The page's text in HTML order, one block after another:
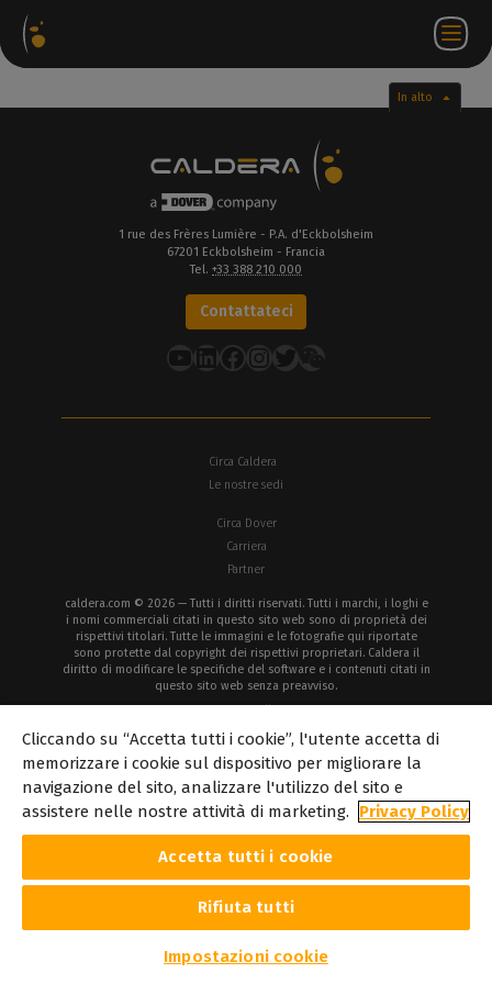
IT
In alto
1 rue des Frères Lumière - P.A. d'Eckbolsheim
67201 Eckbolsheim - Francia
Tel. +33 388 210 000
Contattateci
YouTube
LinkedIn
Facebook
Instagram
Twitter
Circa Caldera
Le nostre sedi
Circa Dover
Carriera
Partner
caldera.com © 2026 — Tutti i diritti riservati. Tutti i marchi, i loghi e
i nomi commerciali citati in questo sito web sono di proprietà dei
rispettivi titolari. Tutte le immagini e le fotografie qui riportate
sono protette dal copyright dei rispettivi proprietari. Caldera il
diritto di modificare le specifiche del software e i contenuti citati in
questo sito web senza preavviso.
Informativa sui
Informativa sulla
Avviso
Diritti
Cliccando su “Accetta tutti i cookie”, l'utente accetta di
memorizzare i cookie sul dispositivo per migliorare la
navigazione del sito, analizzare l'utilizzo del sito e
assistere nelle nostre attività di marketing.
Privacy Policy
Accetta tutti i cookie
Rifiuta tutti
Impostazioni cookie